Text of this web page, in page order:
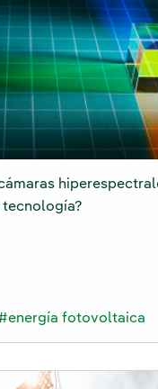
fotovoltaica